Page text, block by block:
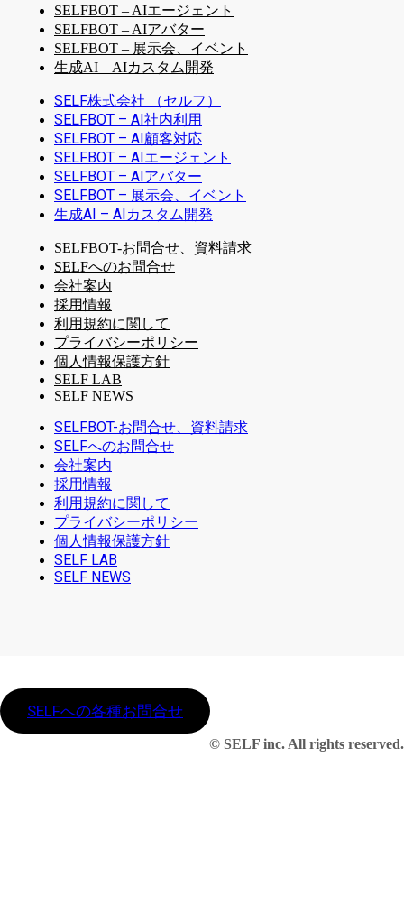
SELFBOT – AIエージェント
SELFBOT – AIアバター
SELFBOT – 展示会、イベント
生成AI – AIカスタム開発
SELF株式会社 （セルフ）
SELFBOT – AI社内利用
SELFBOT – AI顧客対応
SELFBOT – AIエージェント
SELFBOT – AIアバター
SELFBOT – 展示会、イベント
生成AI – AIカスタム開発
SELFBOT-お問合せ、資料請求
SELFへのお問合せ
会社案内
採用情報
利用規約に関して
プライバシーポリシー
個人情報保護方針
SELF LAB
SELF NEWS
SELFBOT-お問合せ、資料請求
SELFへのお問合せ
会社案内
採用情報
利用規約に関して
プライバシーポリシー
個人情報保護方針
SELF LAB
SELF NEWS
SELFへの各種お問合せ
© SELF inc. All rights reserved.